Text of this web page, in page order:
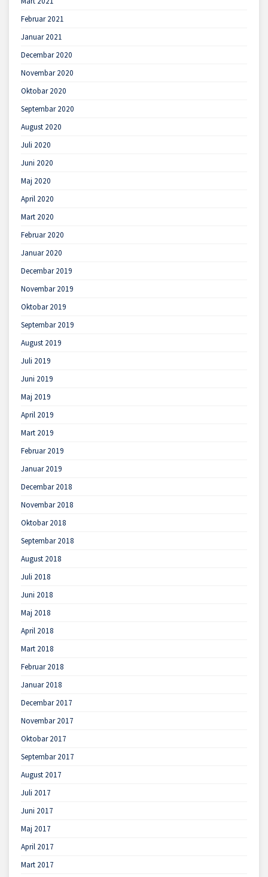
Februar 2021
Januar 2021
Decembar 2020
Novembar 2020
Oktobar 2020
Septembar 2020
August 2020
Juli 2020
Juni 2020
Maj 2020
April 2020
Mart 2020
Februar 2020
Januar 2020
Decembar 2019
Novembar 2019
Oktobar 2019
Septembar 2019
August 2019
Juli 2019
Juni 2019
Maj 2019
April 2019
Mart 2019
Februar 2019
Januar 2019
Decembar 2018
Novembar 2018
Oktobar 2018
Septembar 2018
August 2018
Juli 2018
Juni 2018
Maj 2018
April 2018
Mart 2018
Februar 2018
Januar 2018
Decembar 2017
Novembar 2017
Oktobar 2017
Septembar 2017
August 2017
Juli 2017
Juni 2017
Maj 2017
April 2017
Mart 2017